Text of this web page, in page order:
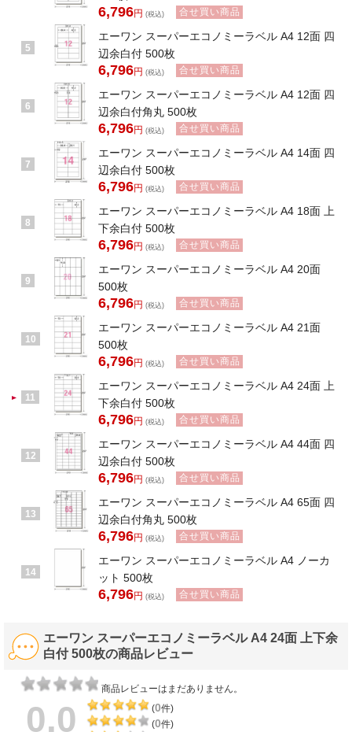
6,796円 (税込) 合せ買い商品
5
エーワン スーパーエコノミーラベル A4 12面 四
辺余白付 500枚
6,796円 (税込) 合せ買い商品
6
エーワン スーパーエコノミーラベル A4 12面 四
辺余白付角丸 500枚
6,796円 (税込) 合せ買い商品
7
エーワン スーパーエコノミーラベル A4 14面 四
辺余白付 500枚
6,796円 (税込) 合せ買い商品
8
エーワン スーパーエコノミーラベル A4 18面 上
下余白付 500枚
6,796円 (税込) 合せ買い商品
9
エーワン スーパーエコノミーラベル A4 20面
500枚
6,796円 (税込) 合せ買い商品
10
エーワン スーパーエコノミーラベル A4 21面
500枚
6,796円 (税込) 合せ買い商品
11
エーワン スーパーエコノミーラベル A4 24面 上
下余白付 500枚
6,796円 (税込) 合せ買い商品
12
エーワン スーパーエコノミーラベル A4 44面 四
辺余白付 500枚
6,796円 (税込) 合せ買い商品
13
エーワン スーパーエコノミーラベル A4 65面 四
辺余白付角丸 500枚
6,796円 (税込) 合せ買い商品
14
エーワン スーパーエコノミーラベル A4 ノーカ
ット 500枚
6,796円 (税込) 合せ買い商品
エーワン スーパーエコノミーラベル A4 24面 上下余
白付 500枚の商品レビュー
商品レビューはまだありません。
0.0 (0件)
(0件)